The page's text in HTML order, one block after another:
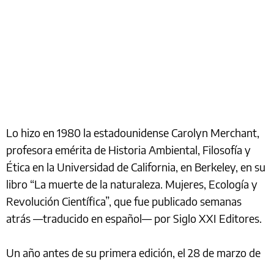
Lo hizo en 1980 la estadounidense Carolyn Merchant,
profesora emérita de Historia Ambiental, Filosofía y
Ética en la Universidad de California, en Berkeley, en su
libro “La muerte de la naturaleza. Mujeres, Ecología y
Revolución Científica”, que fue publicado semanas
atrás —traducido en español— por Siglo XXI Editores.
Un año antes de su primera edición, el 28 de marzo de